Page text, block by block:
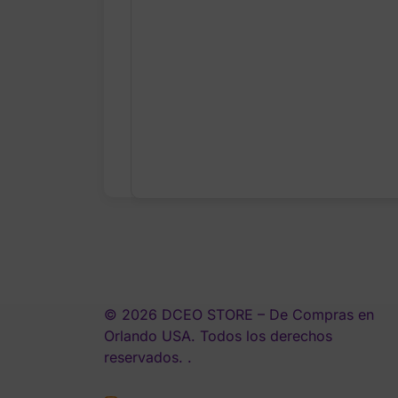
© 2026 DCEO STORE – De Compras en
Orlando USA. Todos los derechos
reservados. .